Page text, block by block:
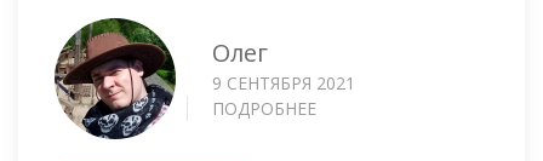
Олег
9 СЕНТЯБРЯ 2021
ПОДРОБНЕЕ